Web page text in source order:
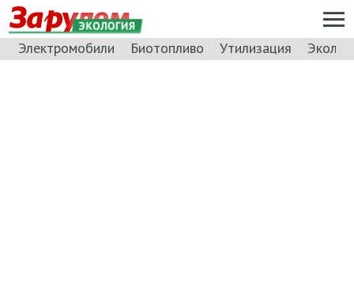
ЭКОЛОГИЯ
Электромобили Биотопливо Утилизация